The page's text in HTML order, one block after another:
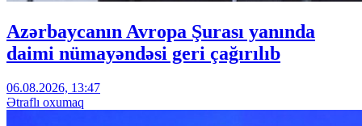
Azərbaycanın Avropa Şurası yanında
daimi nümayəndəsi geri çağırılıb
06.08.2026, 13:47
Ətraflı oxumaq